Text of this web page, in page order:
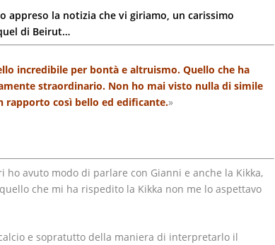
la notizia che vi giriamo, un carissimo
di Beirut…
incredibile per bontà e altruismo. Quello che ha
straordinario. Non ho mai visto nulla di simile
rapporto così bello ed edificante.»
avuto modo di parlare con Gianni e anche la Kikka,
che mi ha rispedito la Kikka non me lo aspettavo
e sopratutto della maniera di interpretarlo il